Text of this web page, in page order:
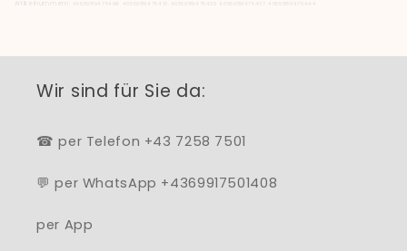
Artikelnummern:
Wir sind für Sie da:
☎ per Telefon +43 7258 7501
💬 per WhatsApp +4369917501408
per App